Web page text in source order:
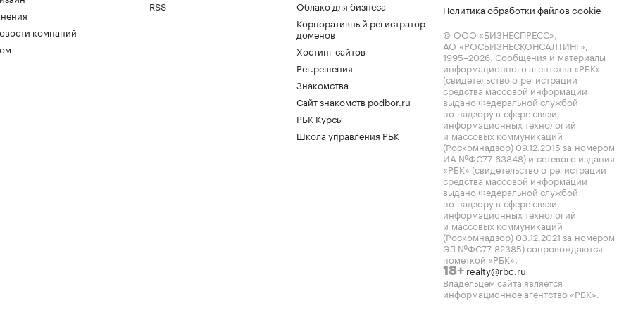
компаний
RSS
Облако для бизнеса
Корпоративный регистратор
доменов
Хостинг сайтов
Рег.решения
Знакомства
Сайт знакомств podbor.ru
РБК Курсы
Школа управления РБК
Политика обработки файлов cookie
© ООО «БИЗНЕСПРЕСС»,
АО «РОСБИЗНЕСКОНСАЛТИНГ»,
1995–2026. Сообщения и материалы
информационного агентства «РБК»
(свидетельство о регистрации
средства массовой информации
выдано Федеральной службой
по надзору в сфере связи,
информационных технологий
и массовых коммуникаций
(Роскомнадзор) 09.12.2015 за номером
ИА №ФС77-63848) и сетевого издания
«РБК» (свидетельство о регистрации
средства массовой информации
выдано Федеральной службой
по надзору в сфере связи,
информационных технологий
и массовых коммуникаций
(Роскомнадзор) 03.12.2021 за номером
ЭЛ №ФС77-82385) сопровождаются
пометкой «РБК».
18+ realty@rbc.ru
Владельцем сайта является
информационное агентство «РБК».